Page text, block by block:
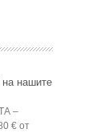
на нашите
–
€ от